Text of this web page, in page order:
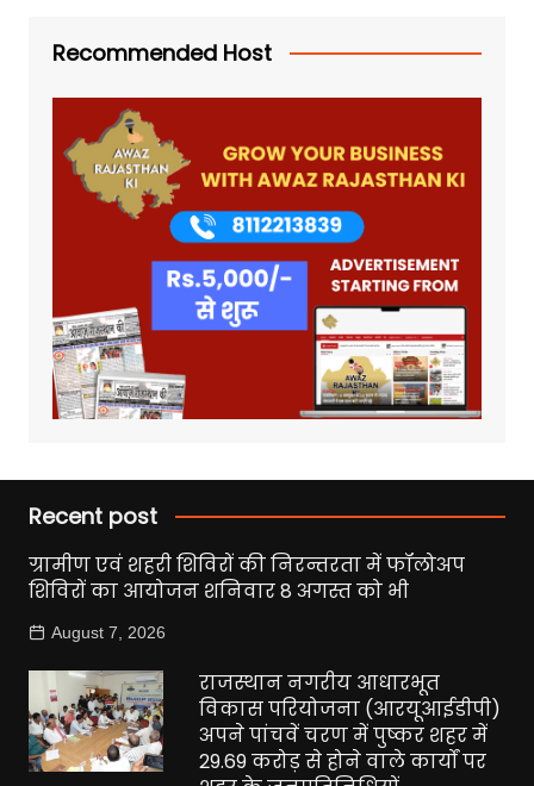
Recommended Host
Recent post
ग्रामीण एवं शहरी शिविरों की निरन्तरता में फॉलोअप
शिविरों का आयोजन शनिवार 8 अगस्त को भी
August 7, 2026
राजस्थान नगरीय आधारभूत
विकास परियोजना (आरयूआईडीपी)
अपने पांचवें चरण में पुष्कर शहर में
29.69 करोड़ से होने वाले कार्यों पर